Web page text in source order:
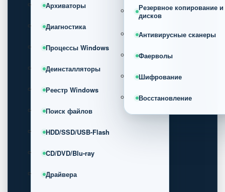
Архиваторы
Диагностика
Процессы Windows
Деинсталляторы
Реестр Windows
Поиск файлов
HDD/SSD/USB-Flash
CD/DVD/Blu-ray
Драйвера
Резервное копирование
дисков
Антивирусные сканеры
Фаерволы
Шифрование
Восстановление